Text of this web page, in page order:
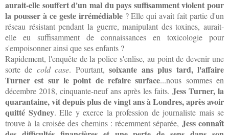
aurait-elle souffert d'un mal du pays suffisamment violent pour
la pousser à ce geste irrémédiable? Elle qui avait fait partie d'un
réseau résistant pendant la guerre, manipulant des toxines, aurait-
elle eu suffisamment de connaissances en toxicologie pour
s'empoisonner ainsi que ses enfants ?
Rapidement, l'enquête de la police s'enlise, au point de devenir une
sorte de cold case. Pourtant,soixante ans plus tard, l'affaire
Turner est sur le point de refaire surface...nous sommes en
décembre 2018, cinquante-neuf ans après les faits. Jess Turner, la
quarantaine, vit depuis plus de vingt ans à Londres, après avoir
quitté Sydney. Elle y exerce la profession de journaliste mais se
trouve à la croisée des chemins : récemment séparée, Jess connaît